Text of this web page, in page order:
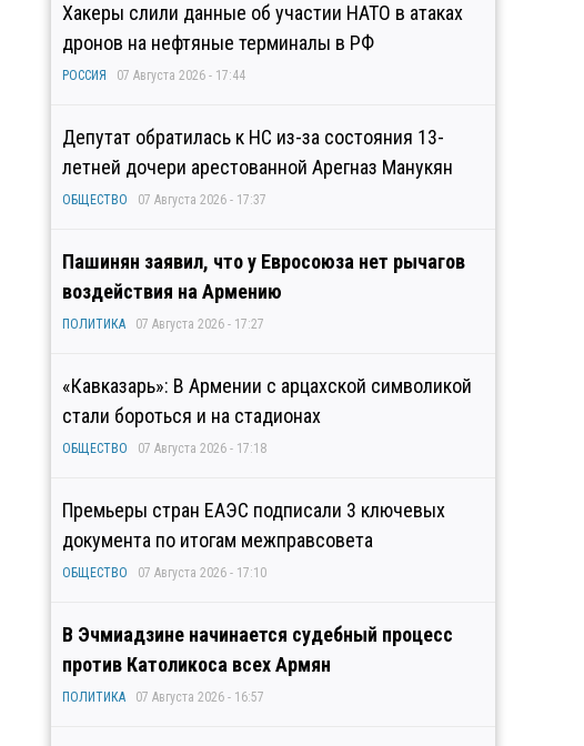
Хакеры слили данные об участии НАТО в атаках
дронов на нефтяные терминалы в РФ
РОССИЯ 07 Августа 2026 - 17:44
Депутат обратилась к НС из-за состояния 13-
летней дочери арестованной Арегназ Манукян
ОБЩЕСТВО 07 Августа 2026 - 17:37
Пашинян заявил, что у Евросоюза нет рычагов
воздействия на Армению
ПОЛИТИКА 07 Августа 2026 - 17:27
«Кавказарь»: В Армении с арцахской символикой
стали бороться и на стадионах
ОБЩЕСТВО 07 Августа 2026 - 17:18
Премьеры стран ЕАЭС подписали 3 ключевых
документа по итогам межправсовета
ОБЩЕСТВО 07 Августа 2026 - 17:10
В Эчмиадзине начинается судебный процесс
против Католикоса всех Армян
ПОЛИТИКА 07 Августа 2026 - 16:57